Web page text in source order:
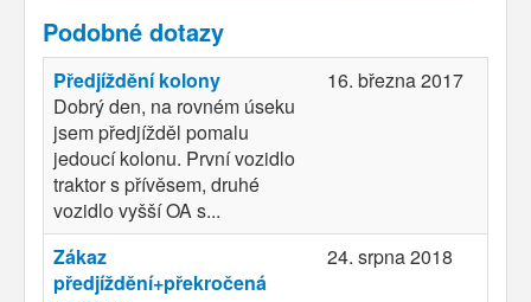
Podobné dotazy
Předjíždění kolony
Dobrý den, na rovném úseku
jsem předjížděl pomalu
jedoucí kolonu. První vozidlo
traktor s přívěsem, druhé
vozidlo vyšší OA s...
16. března 2017
Zákaz
předjíždění+překročená
24. srpna 2018